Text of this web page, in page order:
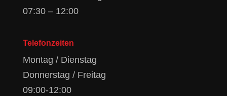
07:30 – 12:00
Telefonzeiten
Montag / Dienstag
Donnerstag / Freitag
09:00-12:00